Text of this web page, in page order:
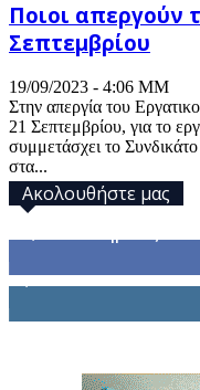
Ποιοι απεργούν
Σεπτεμβρίου
19/09/2023 - 4:06 ΜΜ
Στην απεργία του
21 Σεπτεμβρίου, για το
συμμετάσχει το
στα...
Ακολουθήστε μας